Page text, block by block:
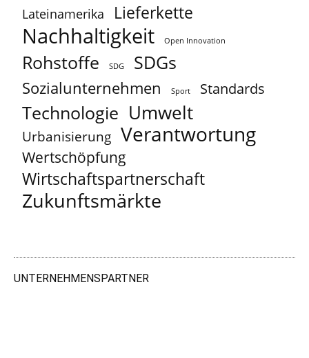
Lateinamerika Lieferkette
Nachhaltigkeit Open Innovation
Rohstoffe SDG SDGs
Sozialunternehmen Sport Standards
Technologie Umwelt
Urbanisierung Verantwortung
Wertschöpfung
Wirtschaftspartnerschaft
Zukunftsmärkte
UNTERNEHMENSPARTNER